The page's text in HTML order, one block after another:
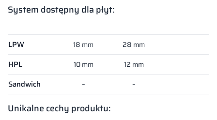
System dostępny dla płyt:
System dostępny dla płyt:
LPW 18 mm 28 mm
HPL 10 mm 12 mm
Sandwich – –
Unikalne cechy produktu: